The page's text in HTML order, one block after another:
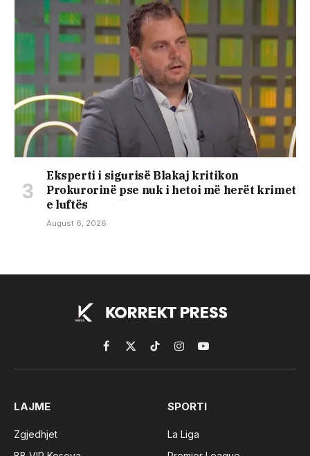
Eksperti i sigurisë Blakaj kritikon
Prokurorinë pse nuk i hetoi më herët krimet
e luftës
August 6, 2026
Facebook
X
(Twitter)
TikTokInstagramYouTube
LAJME
Zgjedhjet
SPORTI
La Liga